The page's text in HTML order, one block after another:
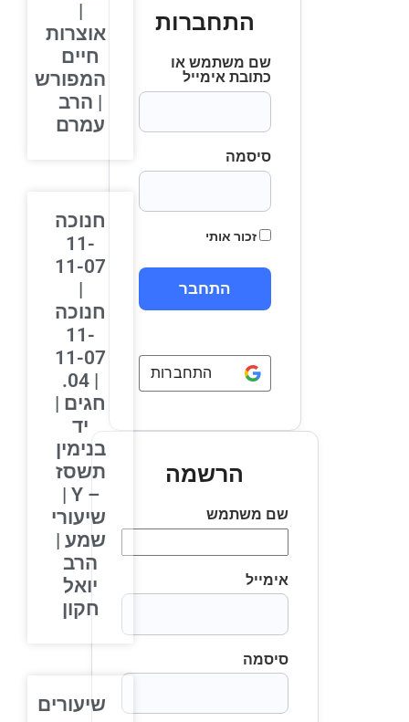
התחברות
שם משתמש או
כתובת אימייל
סיסמה
זכור אותי
התחברות באמצעות Google
הרשמה
שם משתמש
אימייל
סיסמה
אוצרות
חיים
המפורש
| הרב
עמרם
חנוכה
11-
11-07
חנוכה
11-
11-07
| 04.
חגים |
בנימין
תשסז
– Y |
שיעורי
שמע |
הרב
יואל
חקון
שיעורים